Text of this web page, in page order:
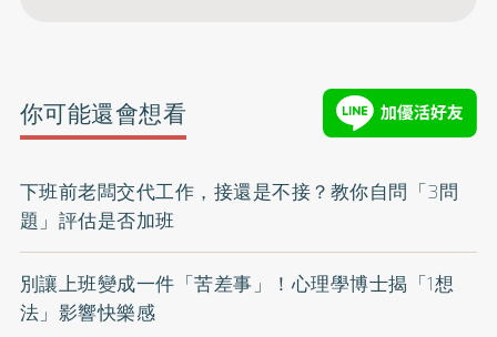
你可能還會想看
下班前老闆交代工作，接還是不接？教你自問「3問
題」評估是否加班
別讓上班變成一件「苦差事」！心理學博士揭「1想
法」影響快樂感